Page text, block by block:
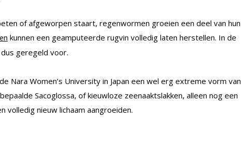
of afgeworpen staart, regenwormen groeien een deel van hun
kunnen een geamputeerde rugvin volledig laten herstellen. In de
geregeld voor.
Nara Women’s University in Japan een wel erg extreme vorm van
Sacoglossa, of kieuwloze zeenaaktslakken, alleen nog een
volledig nieuw lichaam aangroeiden.